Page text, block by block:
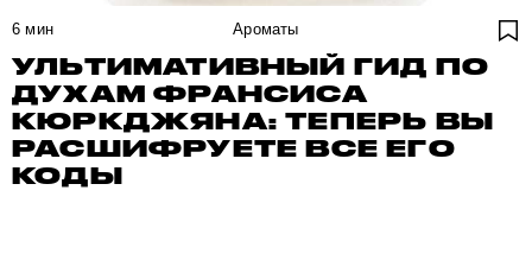
6 мин Ароматы
УЛЬТИМАТИВНЫЙ ГИД ПО
ДУХАМ ФРАНСИСА
КЮРКДЖЯНА: ТЕПЕРЬ ВЫ
РАСШИФРУЕТЕ ВСЕ ЕГО
КОДЫ